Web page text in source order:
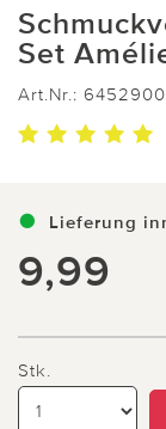
Set
Art.Nr.: 6452900
Lieferung
9,99
Stk.